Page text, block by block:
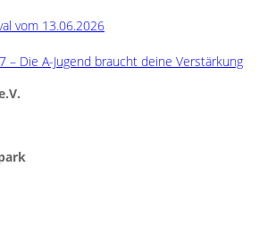
vom 13.06.2026
– Die A-Jugend braucht deine Verstärkung